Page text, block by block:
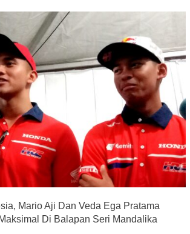
Mario Aji Dan Veda Ega Pratama
Di Balapan Seri Mandalika